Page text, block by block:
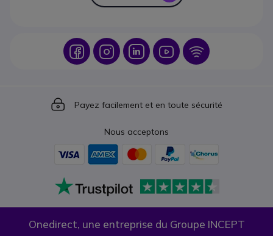
Icon IconIcon Icon Icon
Icon
Payez facilement et en toute sécurité
Nous acceptons
Onedirect, une entreprise du Groupe INCEPT